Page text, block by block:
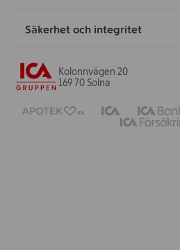
Säkerhet och integritet
Kolonnvägen 20
169 70 Solna